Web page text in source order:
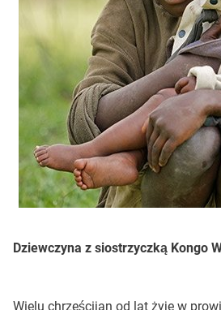
Dziewczyna z siostrzyczką Kongo
Wielu chrześcijan od lat żyje w